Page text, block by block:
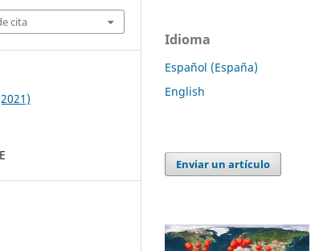
cita
Idioma
Español (España)
English
Enviar un artículo